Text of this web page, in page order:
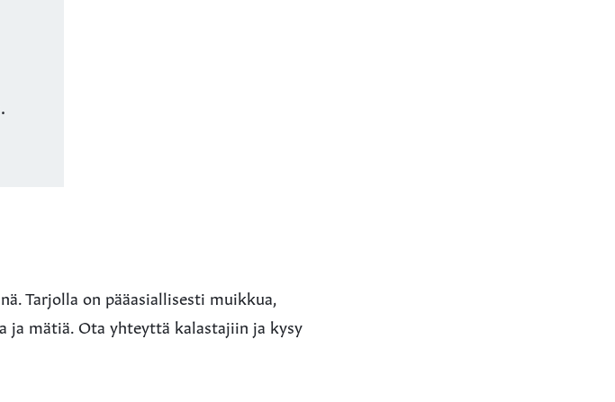
Tarjolla on pääasiallisesti muikkua,
ja mätiä. Ota yhteyttä kalastajiin ja kysy